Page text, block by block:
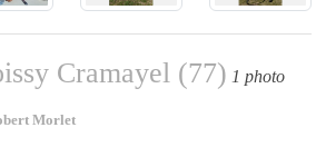
Cramayel (77) 1 photo
Morlet